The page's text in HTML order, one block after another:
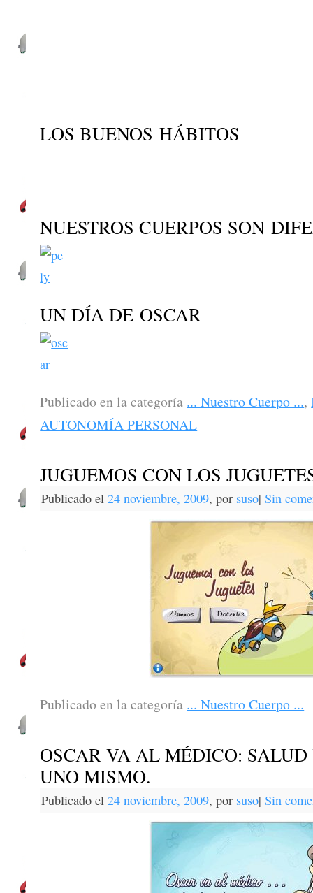
LOS BUENOS HÁBITOS
NUESTROS CUERPOS SON
UN DÍA DE OSCAR
Publicado en la categoría ... Nuestro Cuerpo ...,
AUTONOMÍA PERSONAL
JUGUEMOS CON LOS
Publicado el 24 noviembre, 2009,por suso| Sin
Publicado en la categoría ... Nuestro Cuerpo ...
OSCAR VA AL MÉDICO:
UNO MISMO.
Publicado el 24 noviembre, 2009,por suso| Sin